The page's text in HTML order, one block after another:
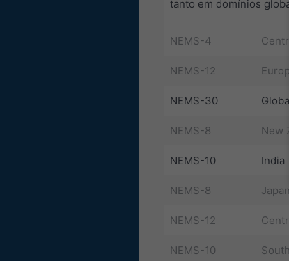
tanto em domínios
NEMS-4
NEMS-12
NEMS-30 Global
NEMS-8 New
NEMS-10 India
NEMS-8
NEMS-12
NEMS-10